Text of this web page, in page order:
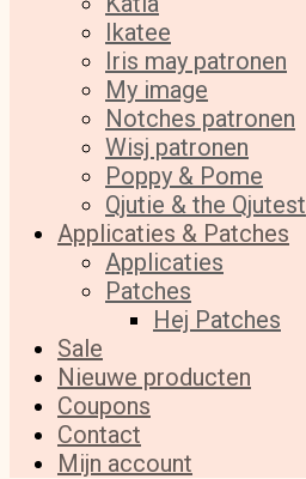
Ikatee
Iris may patronen
My image
Notches patronen
Wisj patronen
Poppy & Pome
Qjutie & the Qjutest
Applicaties & Patches
Applicaties
Patches
Hej Patches
Sale
Nieuwe producten
Coupons
Contact
Mijn account